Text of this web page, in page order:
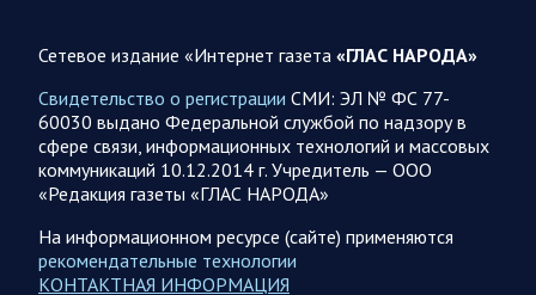
Украинские террористы продолжают убивать мирное
население приграничных районов. Данные на 6 августа
За прошедшие сутки армия трусов и убийц, будучи не в
силах ничего противопоставить на поле боя, атаковала
гражданское население Белгородской…
06.08.2026 07:49
Спецоперация
Сводка на утро 6 августа 2026 года от Двух майоров
Сетевое издание «Интернет газета «ГЛАС НАРОДА»
Свидетельство о регистрации СМИ: ЭЛ № ФС 77-
60030 выдано Федеральной службой по надзору в
сфере связи, информационных технологий и массовых
коммуникаций 10.12.2014 г. Учредитель — ООО
«Редакция газеты «ГЛАС НАРОДА»
На информационном ресурсе (сайте) применяются
рекомендательные технологии
КОНТАКТНАЯ ИНФОРМАЦИЯ